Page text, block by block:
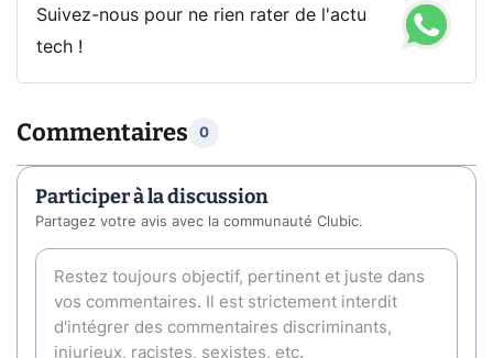
Suivez-nous pour ne rien rater de l'actu
tech !
Commentaires 0
Participer à la discussion
Partagez votre avis avec la communauté Clubic.